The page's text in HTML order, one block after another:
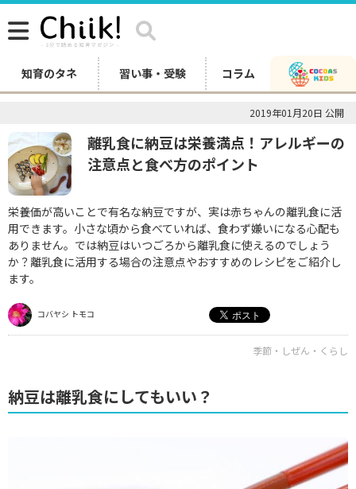
知育のタネ 習い事・受験 コラム
2019年01月20日 公開
離乳食に納豆は栄養満点！アレルギーの
注意点と食べ方のポイント
栄養価が高いことで有名な納豆ですが、実は赤ちゃんの離乳食に活
用できます。小さな頃から食べていれば、食わず嫌いになる心配も
ありません。では納豆はいつごろから離乳食に使えるのでしょう
か？離乳食に活用する場合の注意点やおすすめのレシピをご紹介し
ます。
コバヤシ トモコ
季節・しぜん・くらし
納豆は離乳食にしてもいい？